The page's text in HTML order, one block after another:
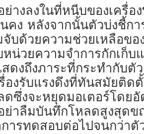
ย่างลงในที่หนีบของเครื่อง
คง หลังจากนั้นตัวบ่งชี้ก
บด้วยความช่วยเหลือข
น่วยความจำการกักเก็บ
ดงถึงภาระที่กระทำกับตั
องรับแรงดึงที่ทันสมัยติดตั้
ดซึ่งจะหยุดมอเตอร์โดย
ย่าลืมบันทึกโหลดสูงสุด
ารทดสอบต่อไปจนกว่าตั